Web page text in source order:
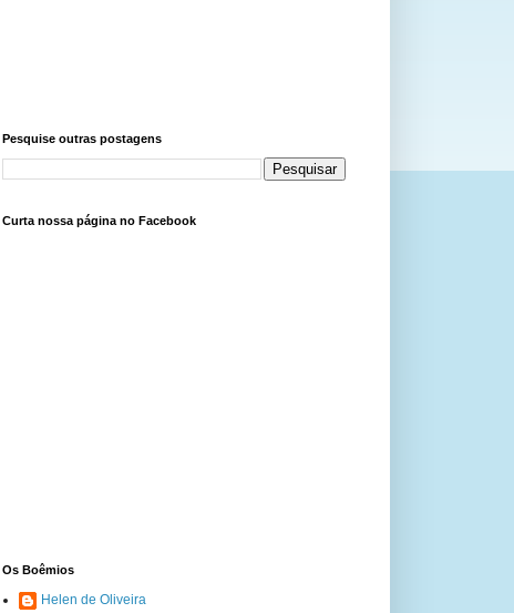
Pesquise outras postagens
Curta nossa página no Facebook
Os Boêmios
Helen de Oliveira